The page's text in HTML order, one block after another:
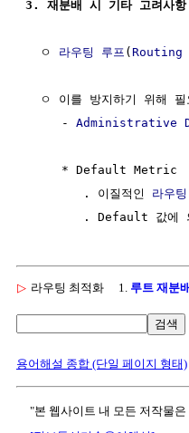
3. 재분배 시 기타 고려사항
  ㅇ
라우팅 루프 (Routing
ㅇ 이를 방지하기 위해 필
     -
Administrative
     * Default Metric
        . 이질적인
라우
▷ 라우팅 최적화 1. 루트 재분
검색
용어해설 종합 (단일 페이지 형태)
"본 웹사이트 내 모든 저작물